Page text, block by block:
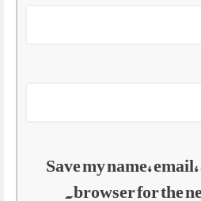
Save my name,
browser for the